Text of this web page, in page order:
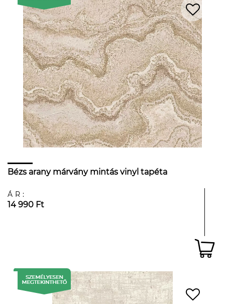
Bézs arany márvány mintás vinyl tapéta
ÁR:
14 990 Ft